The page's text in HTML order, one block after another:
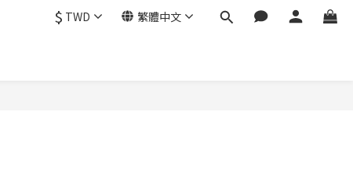
$ TWD 繁體中文